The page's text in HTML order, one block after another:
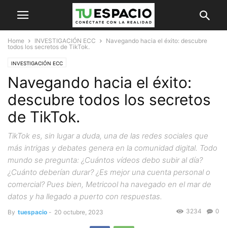
Home INVESTIGACIÓN ECC
Navegando hacia el éxito: descubre
todos los secretos de TikTok.
INVESTIGACIÓN ECC
Navegando hacia el éxito:
descubre todos los secretos
de TikTok.
TikTok es, sin lugar a duda, una de las redes sociales que
más intrigas y debates genera en la comunidad digital. Todo
mundo se pregunta: ¿Cuántos vídeos debo subir al día?
¿Cuánto deberían durar? ¿Es mejor una cuenta personal o
comercial? Pues bien, Metricool ha navegado en el mar de
datos y ha llegado a puerto con respuestas.
By tuespacio - 20 octubre, 2023 0
3234